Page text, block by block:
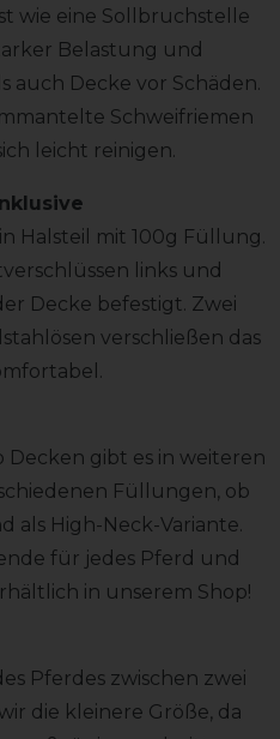
wie eine Sollbruchstelle
Belastung und
auch Decke vor Schäden.
Schweifriemen
leicht reinigen.
Halsteil mit 100g Füllung.
links und
Decke befestigt. Zwei
verschließen das
Decken gibt es in weiteren
Füllungen, ob
als High-Neck-Variante.
für jedes Pferd und
in unserem Shop!
Pferdes zwischen zwei
die kleinere Größe, da